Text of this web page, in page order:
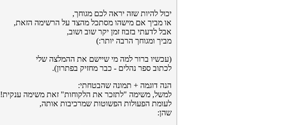
יכול להיות שזה יראה לכם מגוחך,
או מביך אם מישהו מסתכל מהצד על הרשימה הזאת,
אבל לדעתי בזבוז זמן יקר שוב ושוב,
מביך ומגוחך הרבה יותר:)
(עכשיו ברור למה מי שיישם את ההמלצה שלי
לכתוב ספר נהלים - כבר מחזיק בפתרון).
הנה דוגמה + תמונה שהבטחתי:
למשל, משימה "לתזכר את הלקוחות" זאת משימה ענקית!
לעומת הפעולות הפשוטות שמרכיבות אותה,
שהן: